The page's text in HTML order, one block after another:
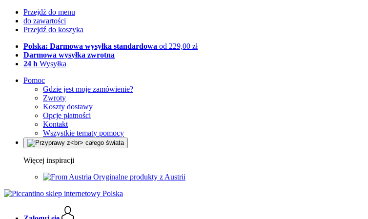
Przejdź do menu
do zawartości
Przejdź do koszyka
Polska: Darmowa wysyłka standardowa od 229,00 zł
Darmowa wysyłka zwrotna
24 h Wysyłka
Pomoc
Gdzie jest moje zamówienie?
Zwroty
Koszty dostawy
Opcje płatności
Kontakt
Wszystkie tematy pomocy
Więcej inspiracji
Oryginalne produkty z Austrii